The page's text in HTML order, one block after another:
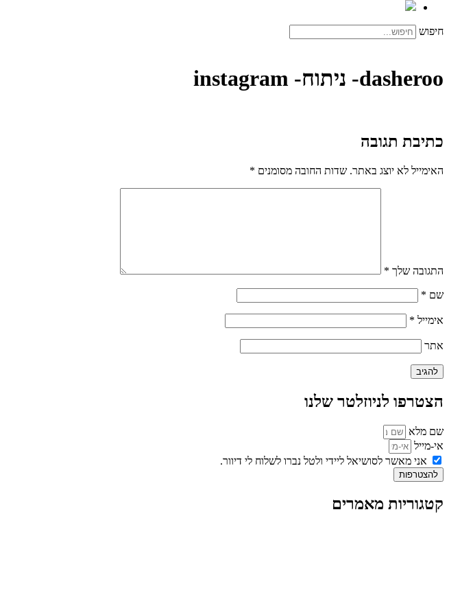
חיפוש
dasheroo- ניתוח- instagram
כתיבת תגובה
האימייל לא יוצג באתר. שדות החובה מסומנים *
התגובה שלך *
שם *
אימייל *
אתר
הצטרפו לניוזלטר שלנו
שם מלא
אי-מייל
אני מאשר לסושיאל ליידי ולטל נברו לשלוח לי דיוור.
להצטרפות
קטגוריות מאמרים